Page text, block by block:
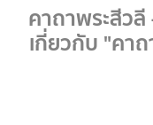
คาถาพระสีว
เกี่ยวกับ "คา